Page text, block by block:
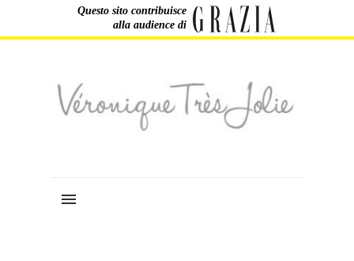
Questo sito contribuisce
alla audience di